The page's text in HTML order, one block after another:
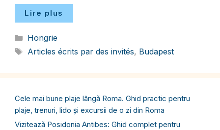
Lire plus
Catégories
Hongrie
Étiquettes
Articles écrits par des invités, Budapest
Cele mai bune plaje lângă Roma. Ghid practic pentru
plaje, trenuri, lido și excursii de o zi din Roma
Vizitează Posidonia Antibes: Ghid complet pentru